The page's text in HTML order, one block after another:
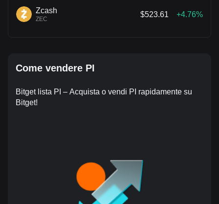
Zcash
ZEC
$523.61 +4.76%
Come vendere PI
Bitget lista PI – Acquista o vendi PI rapidamente su
Bitget!